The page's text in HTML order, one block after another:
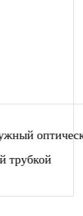
оптический